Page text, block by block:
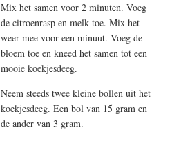
Mix het samen voor 2 minuten. Voeg
de citroenrasp en melk toe. Mix het
weer mee voor een minuut. Voeg de
bloem toe en kneed het samen tot een
mooie koekjesdeeg.
Neem steeds twee kleine bollen uit het
koekjesdeeg. Een bol van 15 gram en
de ander van 3 gram.